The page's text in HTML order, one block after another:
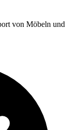
von Möbeln und